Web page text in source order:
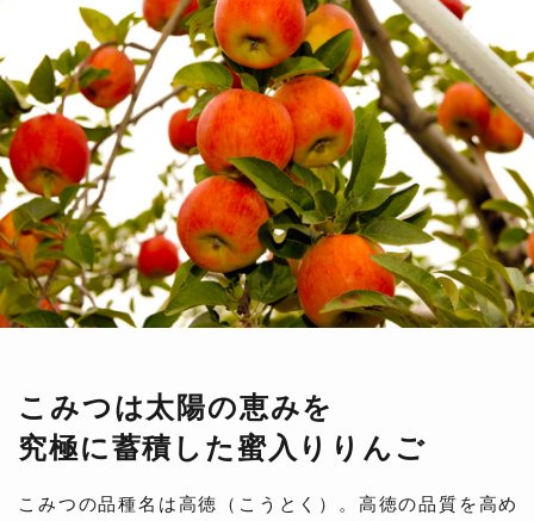
こみつは太陽の恵みを
究極に蓄積した蜜入りりんご
こみつの品種名は高徳（こうとく）。高徳の品質を高め